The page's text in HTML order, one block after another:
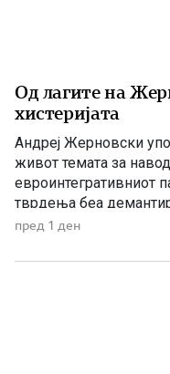
Од лагите на
хистеријата
Андреј Жерновски
живот темата за
евроинтегративниот
тврдења беа
Како што им пукна
конструкција – дека
пред 1 ден